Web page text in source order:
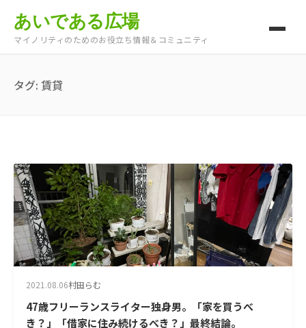
あいである広場
マイノリティのためのお役立ち情報＆コミュニティ
タグ: 賃貸
2021.08.06村田らむ
47歳フリーランスライター独身男。「家を買うべ
き？」「借家に住み続けるべき？」最終結論。